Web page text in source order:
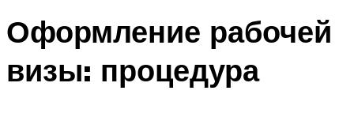
Оформление рабочей
визы: процедура